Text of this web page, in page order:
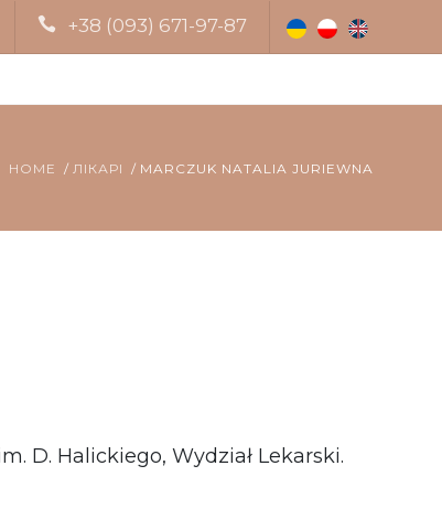
+38 (093) 671-97-87
HOME ЛІКАРІ MARCZUK NATALIA JURIEWNA
D. Halickiego, Wydział Lekarski.